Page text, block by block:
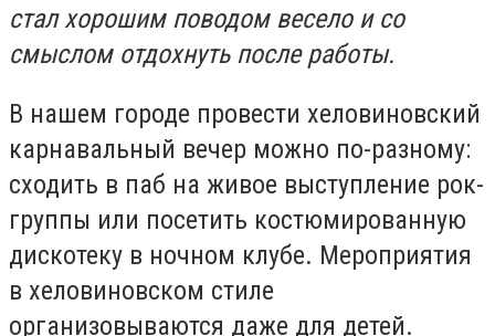
стал хорошим поводом весело и со
смыслом отдохнуть после работы.
В нашем городе провести хеловиновский
карнавальный вечер можно по-разному:
сходить в паб на живое выступление рок-
группы или посетить костюмированную
дискотеку в ночном клубе. Мероприятия
в хеловиновском стиле
организовываются даже для детей.